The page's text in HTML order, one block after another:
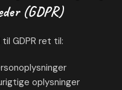
(GDPR)
til GDPR ret til:
oplysninger